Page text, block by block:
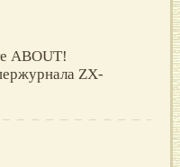
ABOUT!
ZX-